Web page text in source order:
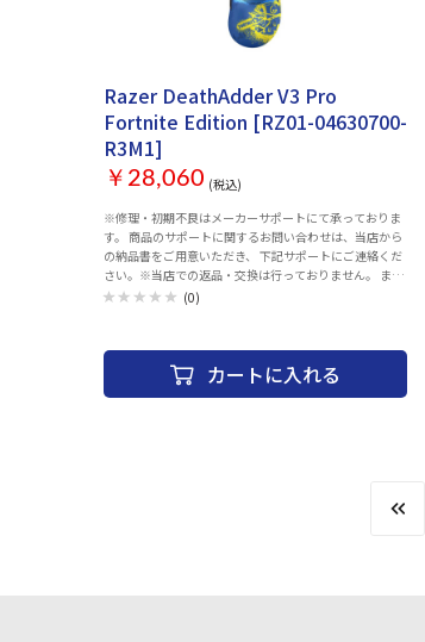
(11ax) 重量：約709g 幅x高さx奥行：286.5x7.99x184.7
mm カラー：ネビュラグレー
Razer DeathAdder V3 Pro
Fortnite Edition [RZ01-04630700-
R3M1]
￥28,060 (税込)
※修理・初期不良はメーカーサポートにて承っておりま
す。 商品のサポートに関するお問い合わせは、当店から
の納品書をご用意いただき、 下記サポートにご連絡くだ
さい。※当店での返品・交換は行っておりません。 ま
た、2022年11月現在はメールでのサポートのみとなっ
support@msygroup.com ※メール「本文」に下記内容
をご記載頂き、お問い合わせ先メールアドレスまで お送
り下さいますようお願い申し上げます。 【記載内容】 ・
（カウント）：30000 dpi インターフェイス：USB、無
(0)
カートに入れる